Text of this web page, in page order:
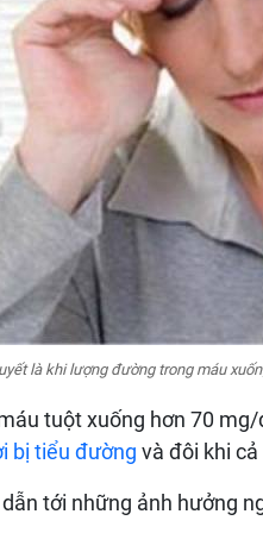
là khi lượng đường trong máu
tuột xuống hơn 70
bị tiểu đường và đôi khi
tới những ảnh hưởng